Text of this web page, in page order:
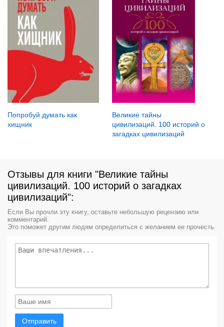
Попробуй думать как
хищник
Великие тайны
цивилизаций. 100 историй о
загадках цивилизаций
Отзывы для книги "Великие тайны
цивилизаций. 100 историй о загадках
цивилизаций":
Если Вы прочли эту книгу, оставьте небольшую рецензию или
комментарий.
Это поможет другим людям определиться с желанием ее прочесть.
Отправить